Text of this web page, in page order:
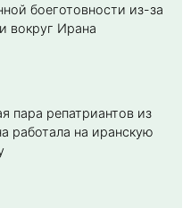
боеготовности из-за
вокруг Ирана
пара репатриантов из
работала на иранскую